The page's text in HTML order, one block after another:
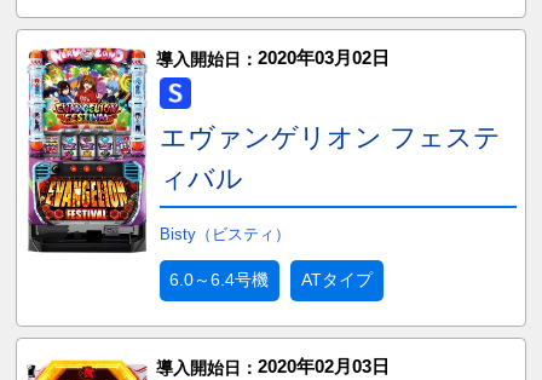
導入開始日： 2020年03月02日
エヴァンゲリオン フェステ
ィバル
Bisty（ビスティ）
6.0～6.4号機 ATタイプ
導入開始日： 2020年02月03日